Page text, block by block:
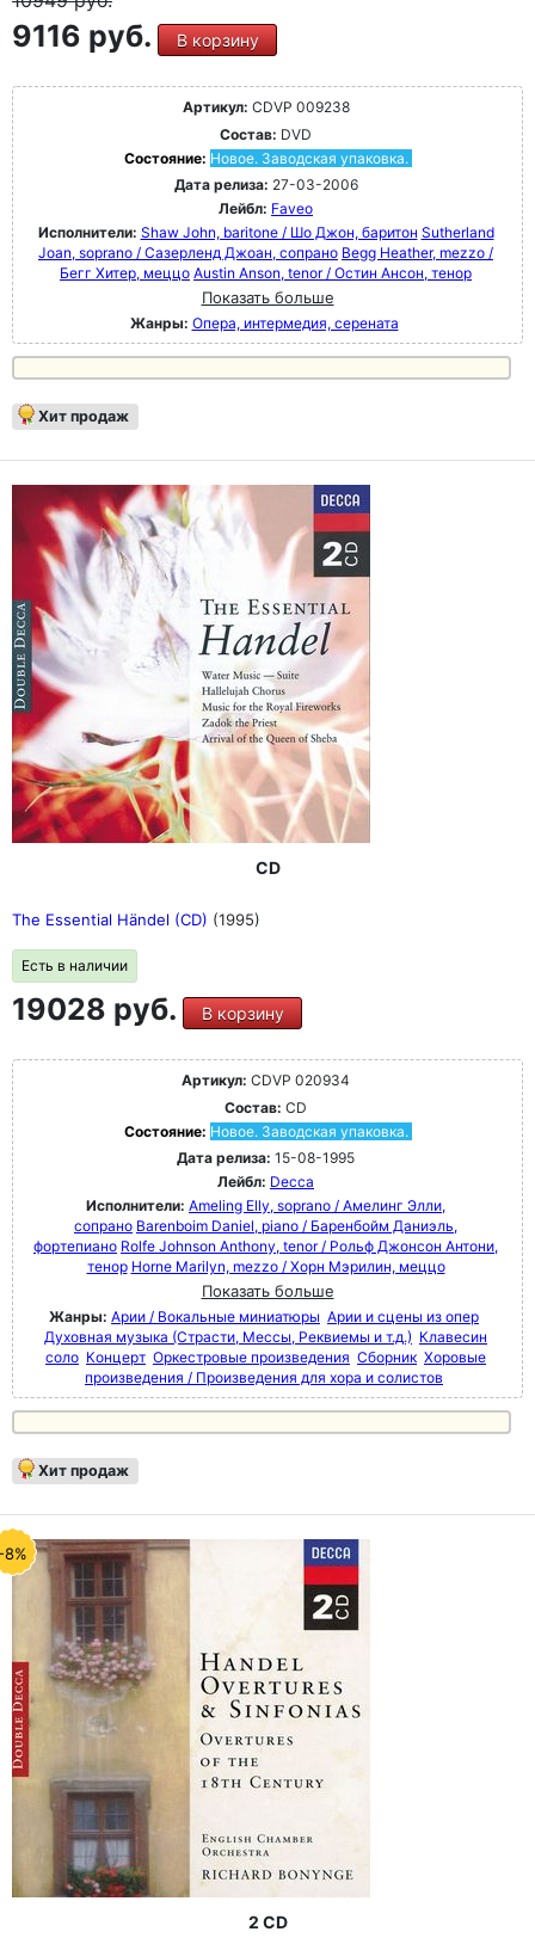
9116 руб. В корзину
Артикул: CDVP 009238
Состав: DVD
Состояние: Новое. Заводская упаковка.
Дата релиза: 27-03-2006
Лейбл: Faveo
Исполнители: Shaw John, baritone / Шо Джон, баритон Sutherland
Joan, soprano / Сазерленд Джоан, сопрано Begg Heather, mezzo /
Бегг Хитер, меццо Austin Anson, tenor / Остин Ансон, тенор
Показать больше
Жанры: Опера, интермедия, серената
Хит продаж
CD
The Essential Händel (CD) (1995)
Есть в наличии
19028 руб. В корзину
Артикул: CDVP 020934
Состав: CD
Состояние: Новое. Заводская упаковка.
Дата релиза: 15-08-1995
Лейбл: Decca
Исполнители: Ameling Elly, soprano / Амелинг Элли,
сопрано Barenboim Daniel, piano / Баренбойм Даниэль,
фортепиано Rolfe Johnson Anthony, tenor / Рольф Джонсон Антони,
тенор Horne Marilyn, mezzo / Хорн Мэрилин, меццо
Показать больше
Жанры: Арии / Вокальные миниатюры Арии и сцены из опер
Духовная музыка (Страсти, Мессы, Реквиемы и т.д.) Клавесин
соло Концерт Оркестровые произведения Сборник Хоровые
произведения / Произведения для хора и солистов
Хит продаж
8%
2 CD